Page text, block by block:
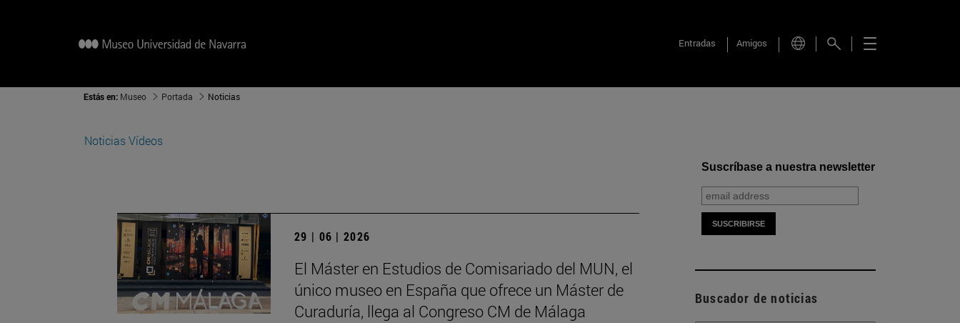
Entradas Amigos
Estás en: Museo Portada Noticias
Noticias Vídeos
29 | 06 | 2026
El Máster en Estudios de Comisariado del MUN, el
único museo en España que ofrece un Máster de
Curaduría, llega al Congreso CM de Málaga
Suscríbase a nuestra newsletter
Buscador de noticias